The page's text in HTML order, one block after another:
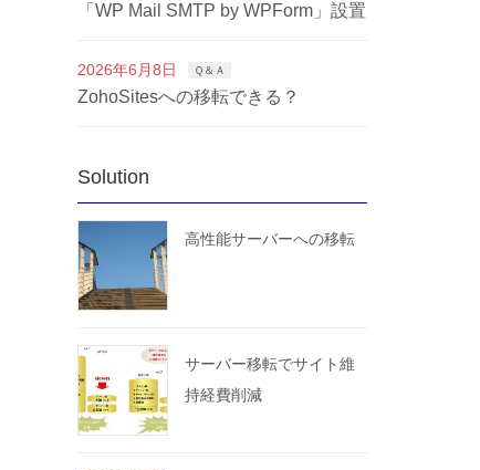
「WP Mail SMTP by WPForm」設置
2026年6月8日 Ｑ＆Ａ
ZohoSitesへの移転できる？
Solution
高性能サーバーへの移転
サーバー移転でサイト維
持経費削減